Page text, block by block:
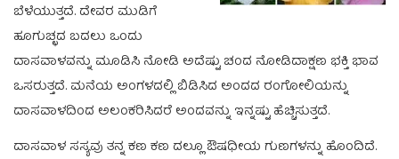
ಬೆಳೆಯುತ್ತದೆ. ದೇವರ ಮುಡಿಗೆ
ಹೂಗುಚ್ಛದ ಬದಲು ಒಂದು
ದಾಸವಾಳವನ್ನು ಮೂಡಿಸಿ ನೋಡಿ ಅದೆಷ್ಟು ಚಂದ ನೋಡಿದಾಕ್ಷಣ ಭಕ್ತಿ ಭಾವ
ಒಸರುತ್ತದೆ. ಮನೆಯ ಅಂಗಳದಲ್ಲಿ ಬಿಡಿಸಿದ ಅಂದದ ರಂಗೋಲಿಯನ್ನು
ದಾಸವಾಳದಿಂದ ಅಲಂಕರಿಸಿದರೆ ಅಂದವನ್ನು ಇನ್ನಷ್ಟು ಹೆಚ್ಚಿಸುತ್ತದೆ.
ದಾಸವಾಳ ಸಸ್ಯವು ತನ್ನ ಕಣ ಕಣ ದಲ್ಲೂ ಔಷಧೀಯ ಗುಣಗಳನ್ನು ಹೊಂದಿದೆ.